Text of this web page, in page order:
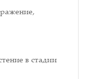
в стадии